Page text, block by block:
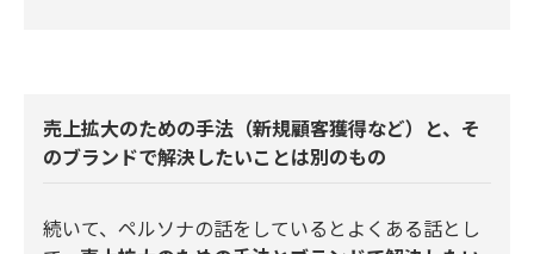
売上拡大のための手法（新規顧客獲得など）と、そ
のブランドで解決したいことは別のもの
続いて、ペルソナの話をしているとよくある話とし